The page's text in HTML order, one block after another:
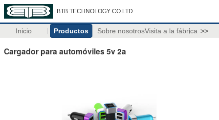
BTB TECHNOLOGY CO.LTD
Inicio Productos Sobre nosotrosVisita a la fábrica >>
Cargador para automóviles 5v 2a